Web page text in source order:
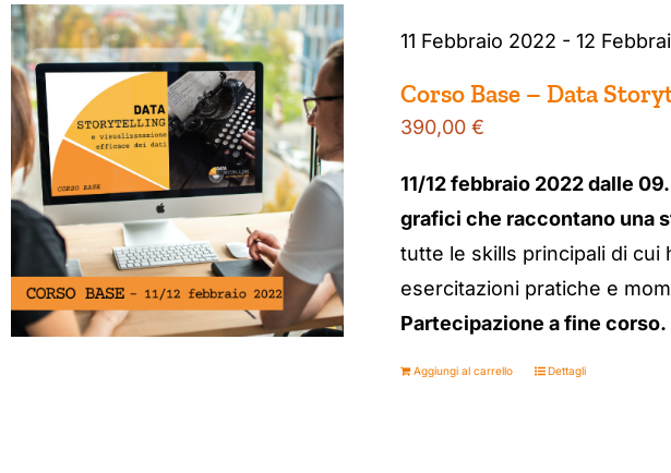
11 Febbraio 2022 - 12
Corso Base – Data
390,00€
11/12 febbraio 2022 dalle
grafici che raccontano una
tutte le skills principali di
esercitazioni pratiche e
Partecipazione a fine corso.
Aggiungi al carrello Dettagli